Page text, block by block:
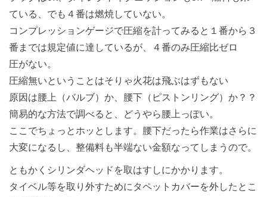
ている、でも４番は燃焼していない。
コンプレッションゲージで圧縮を計ってみると１番から３
番までは規定値に達しているが、４番のみ圧縮比ゼロ
圧がない。
圧縮無いということはそりゃ火花は飛ぶはずもない
原因は腰上（バルブ）か、腰下（ピストンリング）か？？
簡易的な方法で調べると、どうやら腰上っぽい。
ここでちょっとホッとします。腰下だったら作業はさらに
大変になるし、整備料も半端ない金額なってしまうので。
ともかくシリンダヘッドを取はすしにかかります。
タイベル等を取り外すためにタペットカバーを外したとこ